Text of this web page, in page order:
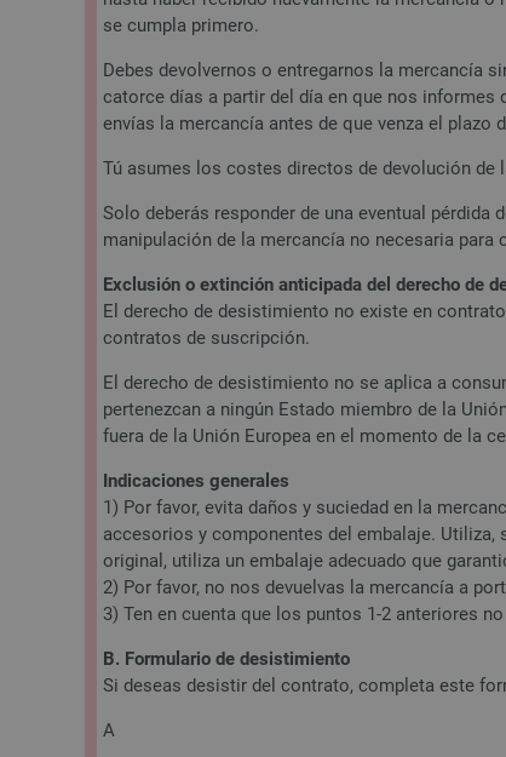
se cumpla primero.
Debes devolvernos o entregarnos la mercancía
catorce días a partir del día en que nos
envías la mercancía antes de que venza el plazo
Tú asumes los costes directos de devolución de
Solo deberás responder de una eventual pérdida
manipulación de la mercancía no necesaria
Exclusión o extinción anticipada del derecho de
El derecho de desistimiento no existe en
contratos de suscripción.
El derecho de desistimiento no se aplica a
pertenezcan a ningún Estado miembro de la
fuera de la Unión Europea en el momento de la
Indicaciones generales
1) Por favor, evita daños y suciedad en la
accesorios y componentes del embalaje.
original, utiliza un embalaje adecuado que
2) Por favor, no nos devuelvas la mercancía a
3) Ten en cuenta que los puntos 1-2 anteriores
B. Formulario de desistimiento
Si deseas desistir del contrato, completa este
A